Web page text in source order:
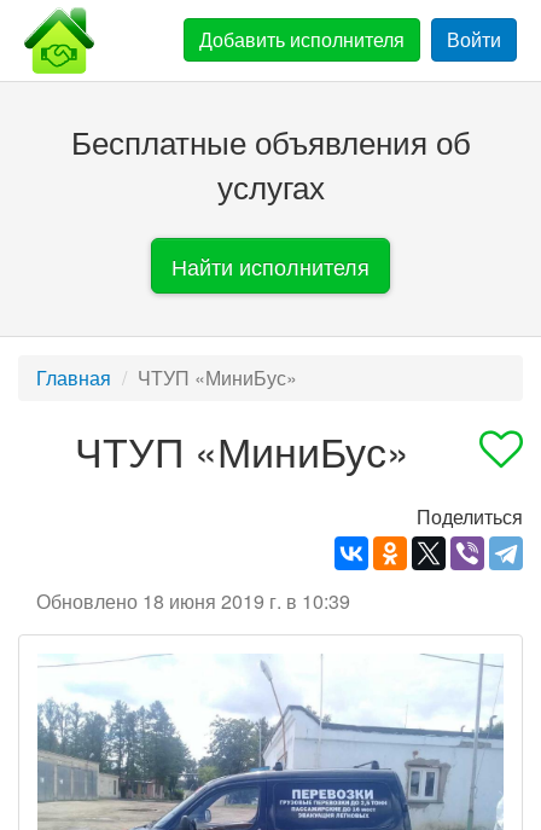
Добавить исполнителя Войти
Бесплатные объявления об
услугах
Найти исполнителя
Главная ЧТУП «МиниБус»
ЧТУП «МиниБус»
Поделиться
Обновлено 18 июня 2019 г. в 10:39